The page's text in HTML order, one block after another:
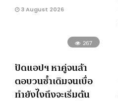
3 August 2026
267
ปัดแอปฯ หาคู่จนล้า
ตอบวนซ้ำเดิมจนเบื่อ
ทำยังไงถึงจะเริ่มต้น